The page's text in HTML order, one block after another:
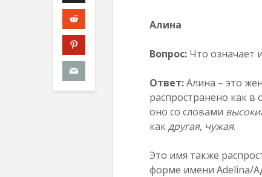
Алина
Вопрос: Что означает
Ответ:Алина – это
распространено как в
оно со словами
какдругая, чужая.
Это имя также
форме имени Adelina/